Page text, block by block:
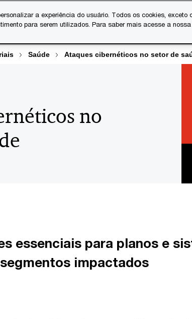
Serviços
Saúde Ataques cibernéticos no setor de
no
essenciais para planos e
impactados
a experiência do usuário. Todos os cookies, exceto
para serem utilizados. Para saber mais acesse a